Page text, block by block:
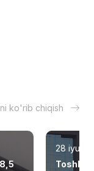
ko'rib chiqish
28 iyul